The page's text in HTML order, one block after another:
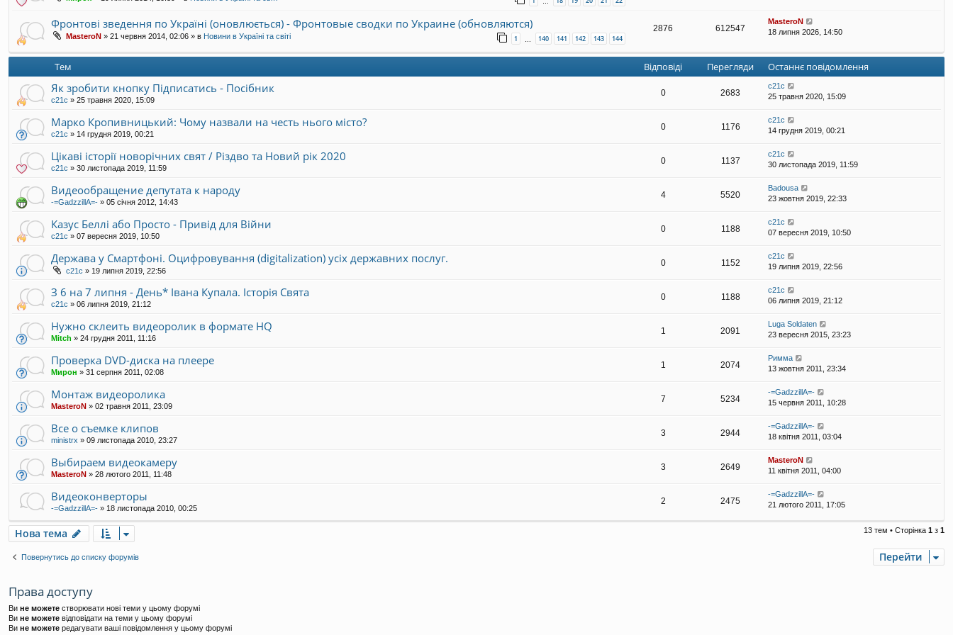
…
Фронтові зведення по Україні (оновлюється) - Фронтовые сводки по Украине (обновляются)
MasteroN » 21 червня 2014, 02:06 » в Новини в Україні та світі 1 … 140 141 142 143 144
2876 612547
MasteroN
18 липня 2026, 14:50
Тем Відповіді Перегляди Останнє повідомлення
Як зробити кнопку Підписатись - Посібник
с21с » 25 травня 2020, 15:09
0 2683
с21с
25 травня 2020, 15:09
Марко Кропивницький: Чому назвали на честь нього місто?
с21с » 14 грудня 2019, 00:21
0 1176
с21с
14 грудня 2019, 00:21
Цікаві історії новорічних свят / Різдво та Новий рік 2020
с21с » 30 листопада 2019, 11:59
0 1137
с21с
30 листопада 2019, 11:59
Видеообращение депутата к народу
-=GadzzillA=- » 05 січня 2012, 14:43
4 5520
Badousa
23 жовтня 2019, 22:33
Казус Беллі або Просто - Привід для Війни
с21с » 07 вересня 2019, 10:50
0 1188
с21с
07 вересня 2019, 10:50
Держава у Смартфоні. Оцифровування (digitalization) усіх державних послуг.
с21с » 19 липня 2019, 22:56
0 1152
с21с
19 липня 2019, 22:56
З 6 на 7 липня - День* Івана Купала. Історія Свята
с21с » 06 липня 2019, 21:12
0 1188
с21с
06 липня 2019, 21:12
Нужно склеить видеоролик в формате HQ
Mitch » 24 грудня 2011, 11:16
1 2091
Luga Soldaten
23 вересня 2015, 23:23
Проверка DVD-диска на плеере
Мирон » 31 серпня 2011, 02:08
1 2074
Римма
13 жовтня 2011, 23:34
Монтаж видеоролика
MasteroN » 02 травня 2011, 23:09
7 5234
-=GadzzillA=-
15 червня 2011, 10:28
Все о съемке клипов
ministrx » 09 листопада 2010, 23:27
3 2944
-=GadzzillA=-
18 квітня 2011, 03:04
Выбираем видеокамеру
MasteroN » 28 лютого 2011, 11:48
3 2649
MasteroN
11 квітня 2011, 04:00
Видеоконверторы
-=GadzzillA=- » 18 листопада 2010, 00:25
2 2475
-=GadzzillA=-
21 лютого 2011, 17:05
Нова тема 13 тем • Сторінка 1 з 1
Повернутись до списку форумів Перейти
Права доступу
Ви не можете створювати нові теми у цьому форумі
Ви не можете відповідати на теми у цьому форумі
Ви не можете редагувати ваші повідомлення у цьому форумі